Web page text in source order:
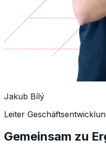
Jakub Bílý
Leiter
Gemeinsam zu